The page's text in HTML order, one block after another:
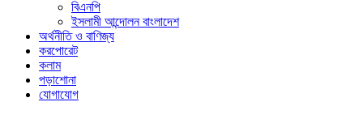
বিএনপি
ইসলামী আন্দোলন বাংলাদেশ
অর্থনীতি ও বাণিজ্য
করপোরেট
কলাম
পড়াশোনা
যোগাযোগ